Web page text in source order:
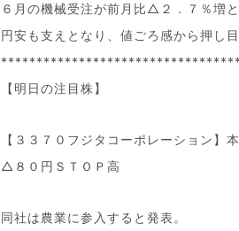
６月の機械受注が前月比△２．７％増
円安も支えとなり、値ごろ感から押し
【明日の注目株】
【３３７０フジタコーポレーション】
△８０円ＳＴＯＰ高
同社は農業に参入すると発表。